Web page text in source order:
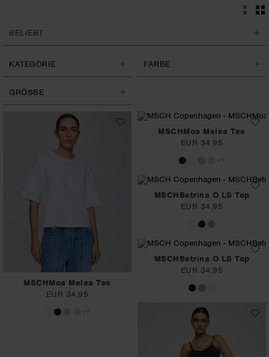
KATEGORIE FARBE
GRÖSSE
MSCHMoa Melea Tee
EUR 34,95
+1
MSCHMoa Melea Tee
EUR 34,95
+1
MSCHBetrina O LS Top
EUR 34,95
MSCHBetrina O LS Top
EUR 34,95